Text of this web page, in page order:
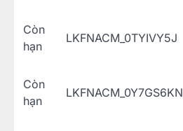
Còn
hạn
LKFNACM_0TYIVY5J
Còn
hạn
LKFNACM_0Y7GS6KN